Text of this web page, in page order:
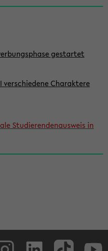
gestartet
verschiedene Charaktere
Studierendenausweis in